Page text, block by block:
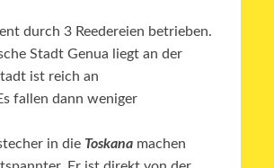
durch 3 Reedereien betrieben.
Stadt Genua liegt an der
ist reich an
fallen dann weniger
in die Toskana machen